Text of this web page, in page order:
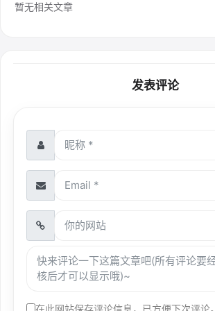
暂无相关文章
发表评论
在此网站保存评论信息，已方便下次评论。